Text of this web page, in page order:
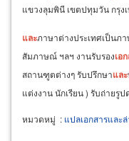
แขวงลุมพินี เขตปทุมวัน กรุง
และภาษาต่างประเทศเป็นภ
สัมภาษณ์ ฯลฯ งานรับรองเอ
สถานฑูตต่างๆ รับปรึกษาและ
แต่งงาน นักเรียน ) รับถ่ายรู
หมวดหมู่ : แปลเอกสารและ